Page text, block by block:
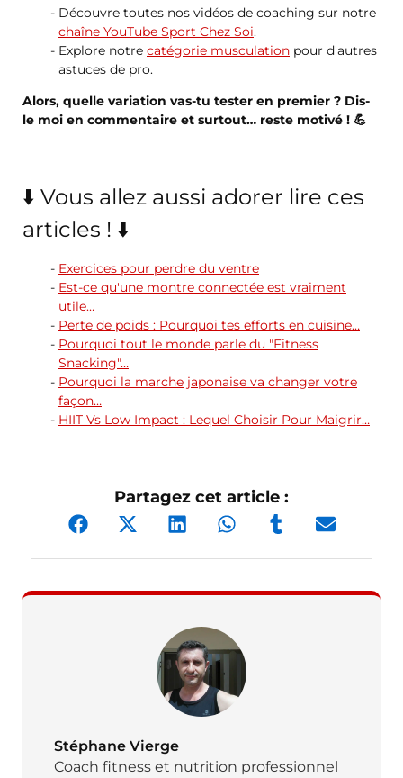
Découvre toutes nos vidéos de coaching sur notre
chaîne YouTube Sport Chez Soi.
Explore notre catégorie musculation pour d'autres
astuces de pro.
Alors, quelle variation vas-tu tester en premier ? Dis-
le moi en commentaire et surtout… reste motivé ! 💪
⬇️ Vous allez aussi adorer lire ces
articles ! ⬇️
Exercices pour perdre du ventre
Est-ce qu'une montre connectée est vraiment
utile…
Perte de poids : Pourquoi tes efforts en cuisine…
Pourquoi tout le monde parle du "Fitness
Snacking"…
Pourquoi la marche japonaise va changer votre
façon…
HIIT Vs Low Impact : Lequel Choisir Pour Maigrir…
Partagez cet article :
Stéphane Vierge
Coach fitness et nutrition professionnel